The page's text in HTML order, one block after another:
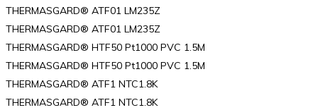
THERMASGARD® ATF01 LM235Z
THERMASGARD® ATF01 LM235Z
THERMASGARD® HTF50 Pt1000 PVC 1.5M
THERMASGARD® HTF50 Pt1000 PVC 1.5M
THERMASGARD® ATF1 NTC1.8K
THERMASGARD® ATF1 NTC1.8K